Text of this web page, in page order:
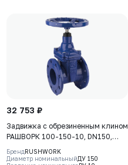
32 753 ₽
Задвижка с обрезиненным клином
РАШВОРК 100-150-10, DN150,
PN10, корпус - GJS-500-7
(GGG50), клин - GJS-500-7
БрендRUSHWORK
Диаметр номинальныйДУ 150